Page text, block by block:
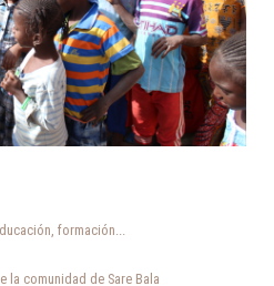
formación...
la comunidad de Sare Bala